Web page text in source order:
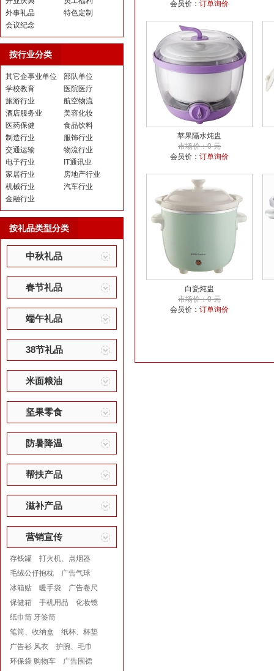
外事礼品
特色定制
会议纪念
按行业分类
其它企事业单位
部队单位
学校教育
医院医疗
旅游行业
航空物流
酒店服务业
美容化妆
医药保健
食品饮料
制造行业
服饰行业
交通运输
物流行业
电子行业
IT通讯业
家居行业
房地产行业
机械行业
汽车行业
金融行业
按礼品类型分类
中秋礼品
春节礼品
端午礼品
38节礼品
米面粮油
坚果零食
防暑降温
帮扶产品
滋补产品
营销宣传
存钱罐
打火机、点烟器
毛绒公仔抱枕
广告气球
冰箱贴
暖手袋
广告卷尺
保健箱
手机用品
化妆镜
纸巾筒 牙签筒
笔筒、收纳盒
纸杯、杯垫
广告衫 风衣
护腕、毛巾
环保袋 购物车
广告围裙
会员价： 订单询价
苹果隔水炖盅
市场价：0 元
会员价： 订单询价
白瓷炖盅
市场价：0 元
会员价： 订单询价